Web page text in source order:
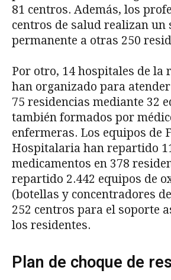
81 centros. Además, los
centros de salud realizan un
permanente a otras 250
Por otro, 14 hospitales de la
han organizado para
75 residencias mediante 32
también formados por
enfermeras. Los equipos de
Hospitalaria han repartido
medicamentos en 378
repartido 2.442 equipos de
(botellas y concentradores
252 centros para el soporte
los residentes.
Plan de choque de